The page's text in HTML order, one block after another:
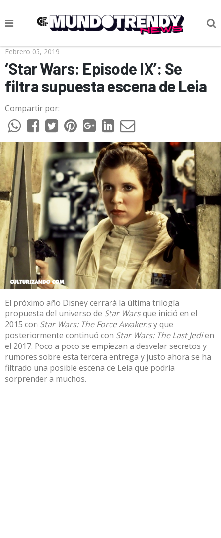
NOTICIAS
CULTURA POP
CIENCIA Y TECNOLOGÍA
VIDA
SOCIEDAD
CULTURIZANDO.COM
Febrero 05, 2019
‘Star Wars: Episode IX’: Se
filtra supuesta escena de Leia
Compartir por:
El próximo año Disney cerrará la última trilogía
propuesta del universo de Star Warsque inició en el
2015 con Star Wars: The Force Awakensy que
posteriormente continuó con Star Wars: The Last Jedien
el 2017. Poco a poco se empiezan a desvelar secretos y
rumores sobre esta tercera entrega y justo ahora se ha
filtrado una posible escena de Leia que podría
sorprender a muchos.